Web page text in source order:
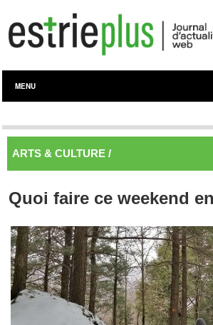
MENU
ARTS & CULTURE /
Quoi faire ce weekend